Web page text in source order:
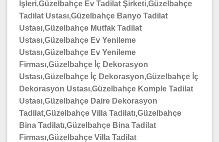
İşleri,Güzelbahçe Ev Tadilat Şirketi,Güzelbahçe
Tadilat Ustası,Güzelbahçe Banyo Tadilat
Ustası,Güzelbahçe Mutfak Tadilat
Ustası,Güzelbahçe Ev Yenileme
Ustası,Güzelbahçe Ev Yenileme
Firması,Güzelbahçe İç Dekorasyon
Ustası,Güzelbahçe İç Dekorasyon,Güzelbahçe İç
Dekorasyon Ustası,Güzelbahçe Komple Tadilat
Ustası,Güzelbahçe Daire Dekorasyon
Tadilat,Güzelbahçe Villa Tadilatı,Güzelbahçe
Bina Tadilatı,Güzelbahçe Bina Tadilat
Firması,Güzelbahçe Villa Tadilat